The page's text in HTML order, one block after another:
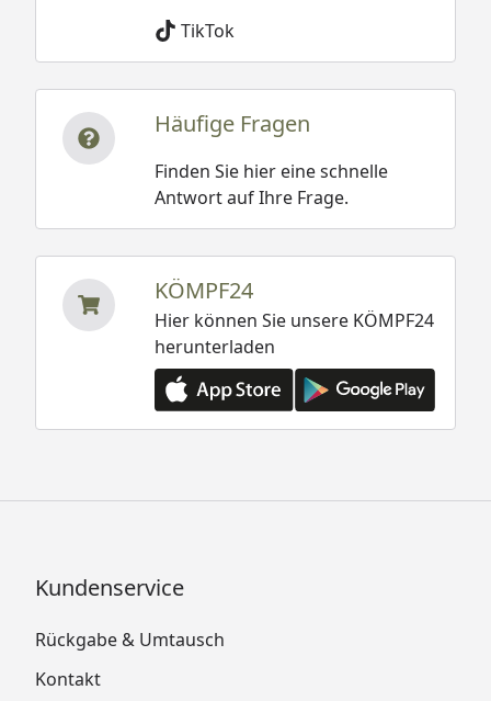
TikTok
Häufige Fragen
Finden Sie hier eine schnelle
Antwort auf Ihre Frage.
KÖMPF24
Hier können Sie unsere KÖMPF24
herunterladen
Kundenservice
Rückgabe & Umtausch
Kontakt